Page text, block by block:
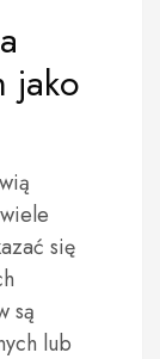
jako
się
są
lub